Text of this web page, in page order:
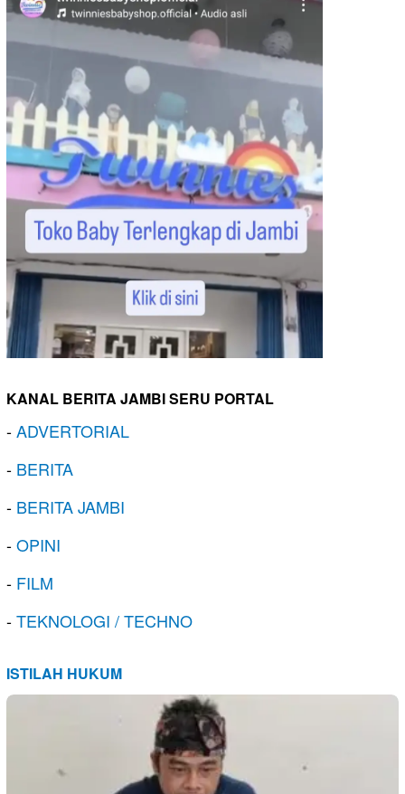
KANAL BERITA JAMBI SERU PORTAL
-ADVERTORIAL
- BERITA
- BERITA JAMBI
-OPINI
- FILM
-TEKNOLOGI / TECHNO
ISTILAH HUKUM